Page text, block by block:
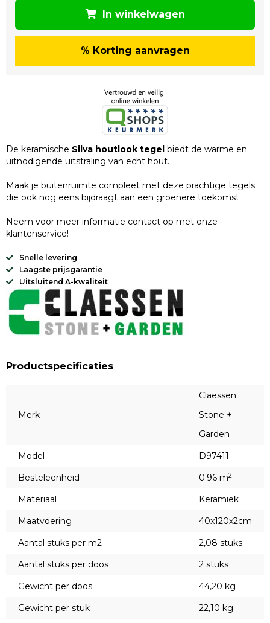
In winkelwagen
% Korting aanvragen
De keramische Silva houtlook tegel biedt de warme en
uitnodigende uitstraling van echt hout.
Maak je buitenruimte compleet met deze prachtige tegels
die ook nog eens bijdraagt aan een groenere toekomst.
Neem voor meer informatie contact op met onze
klantenservice!
Snelle levering
Laagste prijsgarantie
Uitsluitend A-kwaliteit
Productspecificaties
Merk
Claessen
Stone +
Garden
Model
D97411
Besteleenheid
0.96 m2
Materiaal
Keramiek
Maatvoering
40x120x2cm
Aantal stuks per m2
2,08 stuks
Aantal stuks per doos
2 stuks
Gewicht per doos
44,20 kg
Gewicht per stuk
22,10 kg